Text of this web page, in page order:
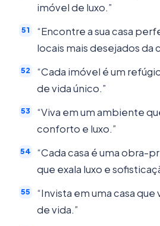
imóvel de luxo.”
“Encontre a sua casa
locais mais desejados da
“Cada imóvel é um
de vida único.”
“Viva em um ambiente
conforto e luxo.”
“Cada casa é uma obra-
que exala luxo e
“Invista em uma casa que
de vida.”